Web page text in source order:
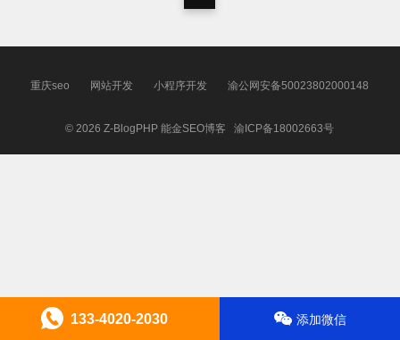
重庆seo 网站开发 小程序开发 渝公网安备50023802000148
© 2026Z-BlogPHP 能金SEO博客渝ICP备18002663号
133-4020-2030 添加微信